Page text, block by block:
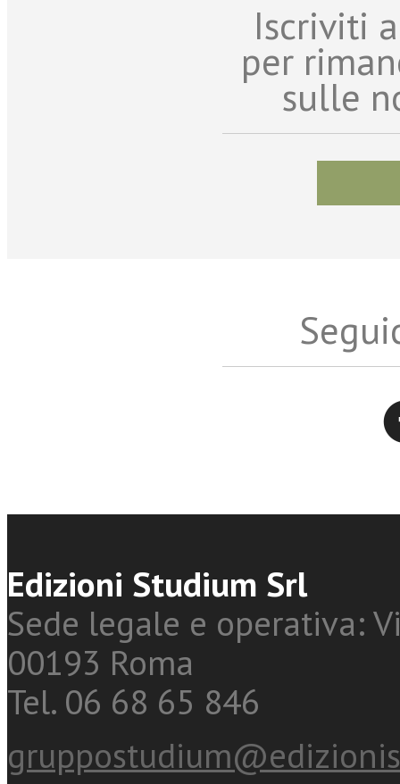
Iscriviti
per
sulle
Edizioni Studium Srl
Sede legale e operativa:
00193 Roma
Tel. 06 68 65 846